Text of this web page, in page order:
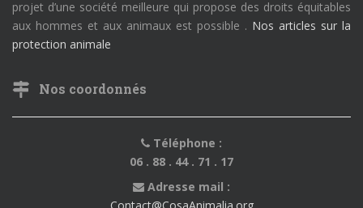
projet d’une société meilleure qui propose des droits équitables
aux hommes et aux animaux est possible . Nos articles sur la
protection animale
Nos coordonnés
Téléphone :
06 . 88 . 44 . 71 . 17
Adresse mail :